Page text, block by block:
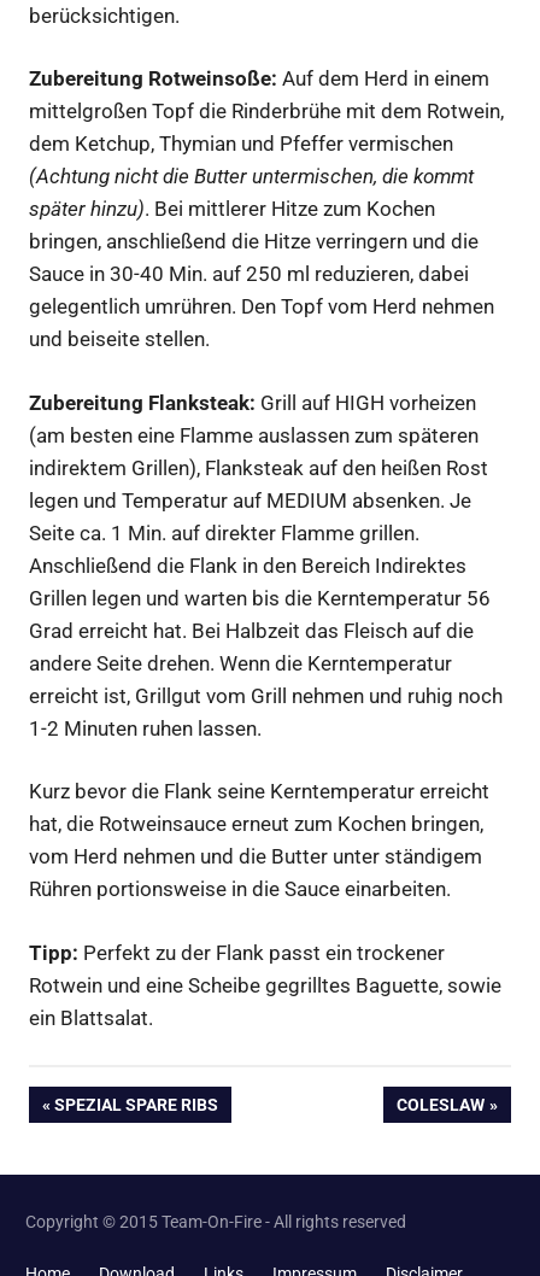
berücksichtigen.
Zubereitung Rotweinsoße: Auf dem Herd in einem
mittelgroßen Topf die Rinderbrühe mit dem Rotwein,
dem Ketchup, Thymian und Pfeffer vermischen
(Achtung nicht die Butter untermischen, die kommt
später hinzu). Bei mittlerer Hitze zum Kochen
bringen, anschließend die Hitze verringern und die
Sauce in 30-40 Min. auf 250 ml reduzieren, dabei
gelegentlich umrühren. Den Topf vom Herd nehmen
und beiseite stellen.
Zubereitung Flanksteak: Grill auf HIGH vorheizen
(am besten eine Flamme auslassen zum späteren
indirektem Grillen), Flanksteak auf den heißen Rost
legen und Temperatur auf MEDIUM absenken. Je
Seite ca. 1 Min. auf direkter Flamme grillen.
Anschließend die Flank in den Bereich Indirektes
Grillen legen und warten bis die Kerntemperatur 56
Grad erreicht hat. Bei Halbzeit das Fleisch auf die
andere Seite drehen. Wenn die Kerntemperatur
erreicht ist, Grillgut vom Grill nehmen und ruhig noch
1-2 Minuten ruhen lassen.
Kurz bevor die Flank seine Kerntemperatur erreicht
hat, die Rotweinsauce erneut zum Kochen bringen,
vom Herd nehmen und die Butter unter ständigem
Rühren portionsweise in die Sauce einarbeiten.
Tipp: Perfekt zu der Flank passt ein trockener
Rotwein und eine Scheibe gegrilltes Baguette, sowie
ein Blattsalat.
Beitragsnavigation
VORHERIGER
SPEZIAL SPARE RIBS
NÄCHSTER
COLESLAW
Copyright © 2015 Team-On-Fire - All rights reserved